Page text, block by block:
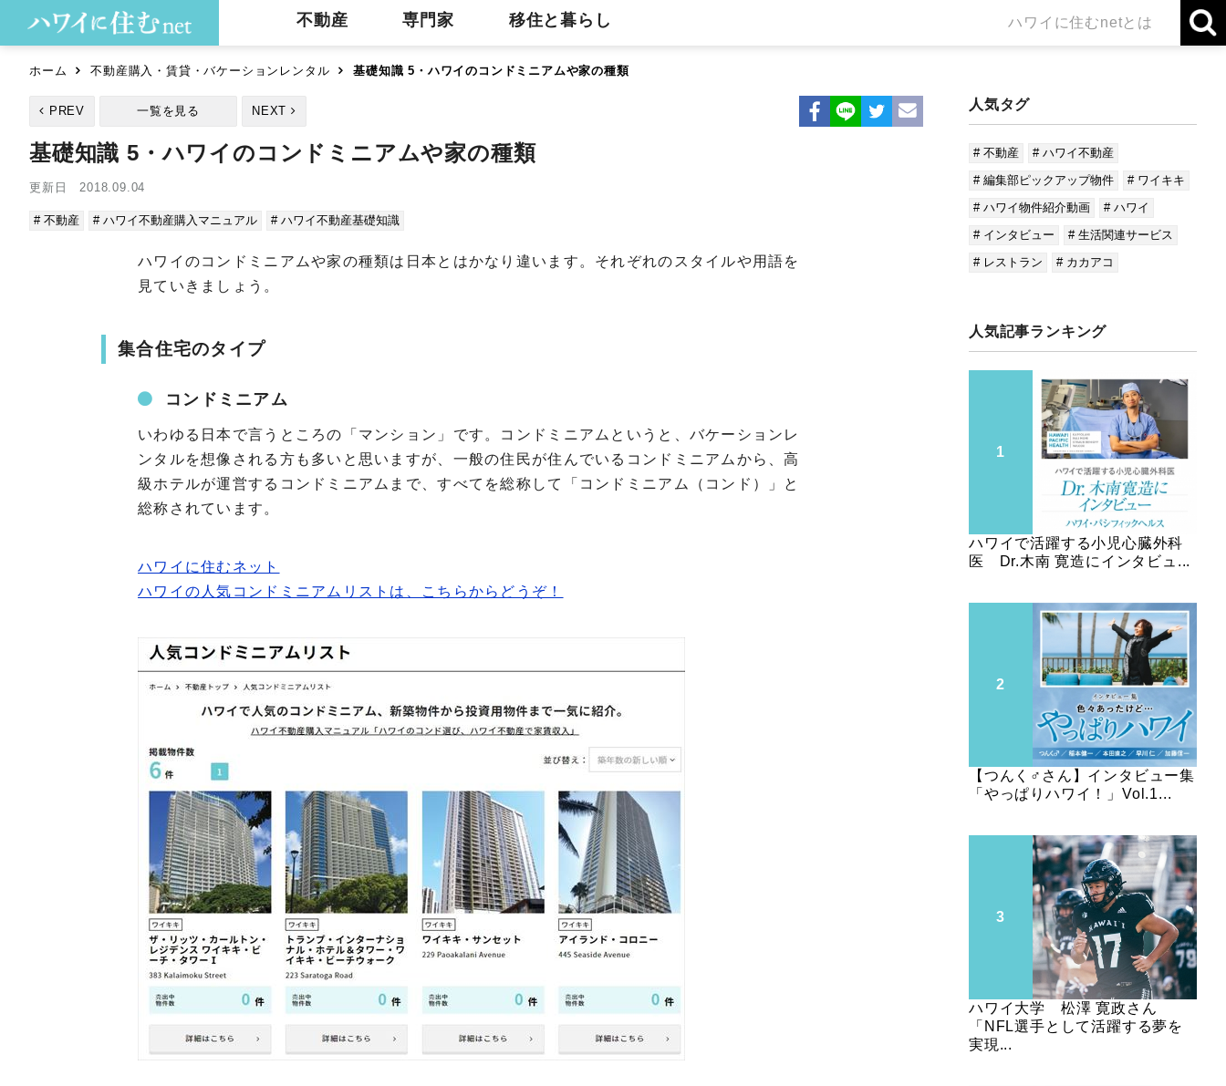
不動産 専門家 移住と暮らし ハワイに住むnetとは
ホーム 不動産購入・賃貸・バケーションレンタル 基礎知識 5・ハワイのコンドミニアムや家の種類
PREV 一覧を見る NEXT
基礎知識 5・ハワイのコンドミニアムや家の種類
更新日 2018.09.04
# 不動産 # ハワイ不動産購入マニュアル # ハワイ不動産基礎知識
ハワイのコンドミニアムや家の種類は日本とはかなり違います。それぞれのスタイルや用語を
見ていきましょう。
集合住宅のタイプ
コンドミニアム
いわゆる日本で言うところの「マンション」です。コンドミニアムというと、バケーションレ
ンタルを想像される方も多いと思いますが、一般の住民が住んでいるコンドミニアムから、高
級ホテルが運営するコンドミニアムまで、すべてを総称して「コンドミニアム（コンド）」と
総称されています。
ハワイに住むネット
ハワイの人気コンドミニアムリストは、こちらからどうぞ！
人気タグ
# 不動産
# ハワイ不動産
# 編集部ピックアップ物件
# ワイキキ
# ハワイ物件紹介動画
# ハワイ
# インタビュー
# 生活関連サービス
# レストラン
# カカアコ
人気記事ランキング
ハワイで活躍する小児心臓外科
医 Dr.木南 寛造にインタビュ...
【つんく♂さん】インタビュー集
「やっぱりハワイ！」Vol.1...
ハワイ大学 松澤 寛政さん
「NFL選手として活躍する夢を
実現...